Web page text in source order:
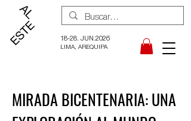
18-28. JUN.2026
LIMA, AREQUIPA
MIRADA BICENTENARIA: UNA